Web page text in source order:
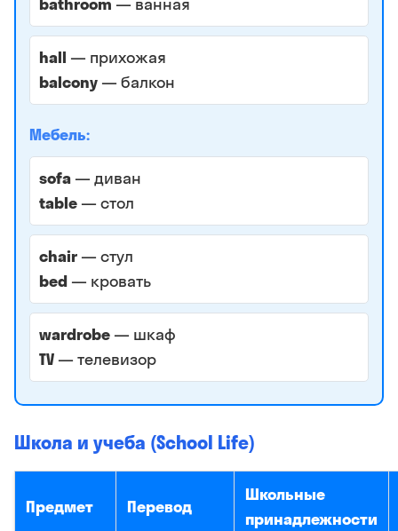
bathroom — ванная
hall — прихожая
balcony — балкон
Мебель:
sofa — диван
table — стол
chair — стул
bed — кровать
wardrobe — шкаф
TV — телевизор
Школа и учеба (School Life)
Предмет Перевод
Школьные
принадлежности